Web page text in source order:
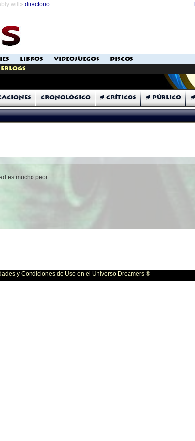
will» directorio
LIBROS VIDEOJUEGOS
DISCOS
Cronológico # Críticos # Público
es mucho peor.
y Condiciones de Uso en el Universo Dreamers ®